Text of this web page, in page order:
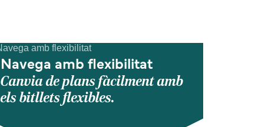
Navega amb flexibilitat
Canvia de plans fàcilment amb
els bitllets flexibles.